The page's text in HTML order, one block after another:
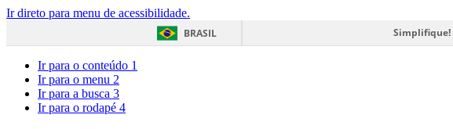
Ir direto para menu de acessibilidade.
BRASIL
Simplifique!
Ir para o conteúdo 1
Ir para o menu 2
Ir para a busca 3
Ir para o rodapé 4